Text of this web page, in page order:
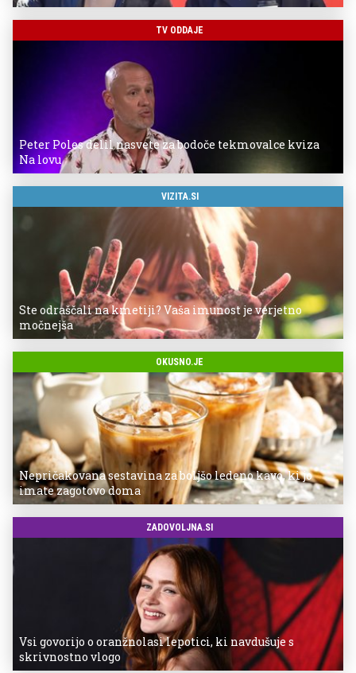
TV ODDAJE
Peter Poles delil nasvete za bodoče tekmovalce kviza
Na lovu
VIZITA.SI
Ste odraščali na kmetiji? Vaša imunost je verjetno
močnejša
OKUSNO.JE
Nepričakovana sestavina za boljšo ledeno kavo, ki jo
imate zagotovo doma
ZADOVOLJNA.SI
Vsi govorijo o oranžnolasi lepotici, ki navdušuje s
skrivnostno vlogo